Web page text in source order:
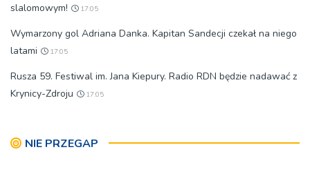
slalomowym!
17:05
Wymarzony gol Adriana Danka. Kapitan Sandecji czekał na niego
latami
17:05
Rusza 59. Festiwal im. Jana Kiepury. Radio RDN będzie nadawać z
Krynicy-Zdroju
17:05
NIE PRZEGAP